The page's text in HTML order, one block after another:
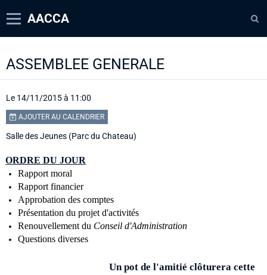
AACCA
Contact
Diaporamas
ASSEMBLEE GENERALE
Le 14/11/2015à 11:00
AJOUTER AU CALENDRIER
Salle des Jeunes (Parc du Chateau)
ORDRE DU JOUR
Rapport moral
Rapport financier
Approbation des comptes
Présentation du projet d'activités
Renouvellement du Conseil d'Administration
Questions diverses
Un pot de l'amitié clôturera cette